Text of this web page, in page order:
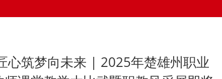
心筑梦向未来 | 2025年楚雄州职业